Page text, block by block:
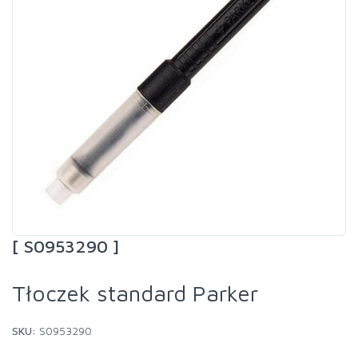
[ S0953290 ]
Tłoczek standard Parker
SKU: S0953290